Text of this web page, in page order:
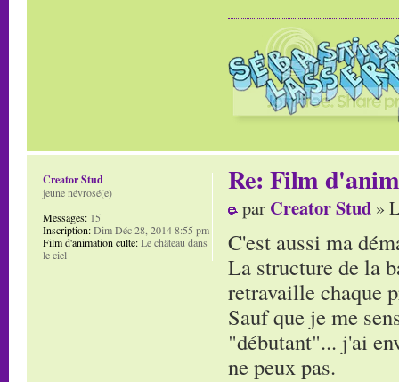
Re: Film
par Creator Stud »
C'est aussi ma
La structure de la
retravaille chaque
Sauf que je me
"débutant"... j'ai
ne peux pas.
Creator Stud
jeune névrosé(e)
Messages: 15
Inscription:Dim Déc 28, 2014 8:55 pm
Film d'animation culte:Le château dans
le ciel